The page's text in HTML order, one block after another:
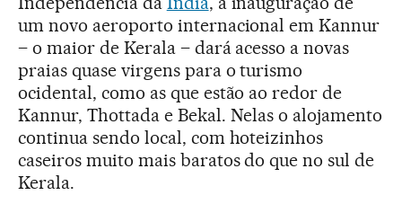
um novo aeroporto internacional em Kannur
– o maior de Kerala – dará acesso a novas
praias quase virgens para o turismo
ocidental, como as que estão ao redor de
Kannur, Thottada e Bekal. Nelas o alojamento
continua sendo local, com hoteizinhos
caseiros muito mais baratos do que no sul de
Kerala.